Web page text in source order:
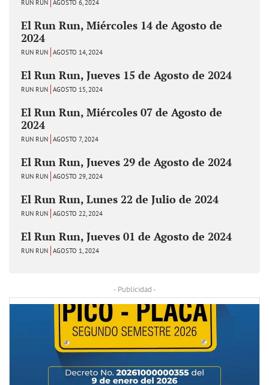
RUN RUN AGOSTO 6, 2024
El Run Run, Miércoles 14 de Agosto de
2024
RUN RUN AGOSTO 14, 2024
El Run Run, Jueves 15 de Agosto de 2024
RUN RUN AGOSTO 15, 2024
El Run Run, Miércoles 07 de Agosto de
2024
RUN RUN AGOSTO 7, 2024
El Run Run, Jueves 29 de Agosto de 2024
RUN RUN AGOSTO 29, 2024
El Run Run, Lunes 22 de Julio de 2024
RUN RUN AGOSTO 22, 2024
El Run Run, Jueves 01 de Agosto de 2024
RUN RUN AGOSTO 1, 2024
- Publicidad -